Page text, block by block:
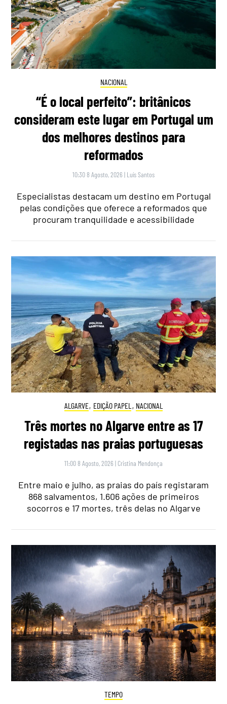
NACIONAL
“É o local perfeito”: britânicos
consideram este lugar em Portugal um
dos melhores destinos para
reformados
10:30 8 Agosto, 2026 | Luís Santos
Especialistas destacam um destino em Portugal
pelas condições que oferece a reformados que
procuram tranquilidade e acessibilidade
ALGARVE, EDIÇÃO PAPEL , NACIONAL
Três mortes no Algarve entre as 17
registadas nas praias portuguesas
11:00 8 Agosto, 2026 | Cristina Mendonça
Entre maio e julho, as praias do país registaram
868 salvamentos, 1.606 ações de primeiros
socorros e 17 mortes, três delas no Algarve
TEMPO